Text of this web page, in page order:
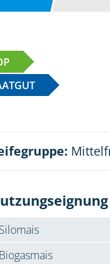
Silomais
Biogasmais